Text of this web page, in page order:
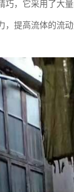
巧，它采用了大
，提高流体的流